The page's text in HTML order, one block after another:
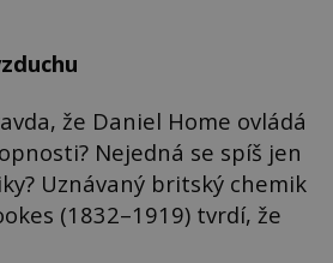
že Daniel Home ovládá
Nejedná se spíš jen
Uznávaný britský chemik
(1832–1919) tvrdí, že